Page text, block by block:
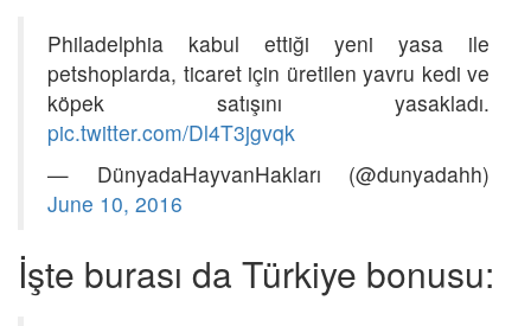
Philadelphia kabul ettiği yeni yasa ile
petshoplarda, ticaret için üretilen yavru kedi ve
köpek satışını yasakladı.
pic.twitter.com/Dl4T3jgvqk
— DünyadaHayvanHakları (@dunyadahh)
June 10, 2016
İşte burası da Türkiye bonusu: